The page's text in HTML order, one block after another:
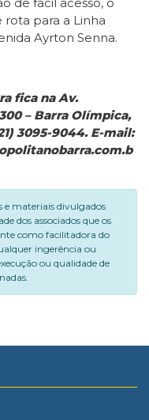
para a Linha
Ayrton Senna.
fica na Av.
– Barra Olímpica,
3095-9044. E-mail:
e materiais divulgados
dos associados que os
como facilitadora do
ingerência ou
ou qualidade de